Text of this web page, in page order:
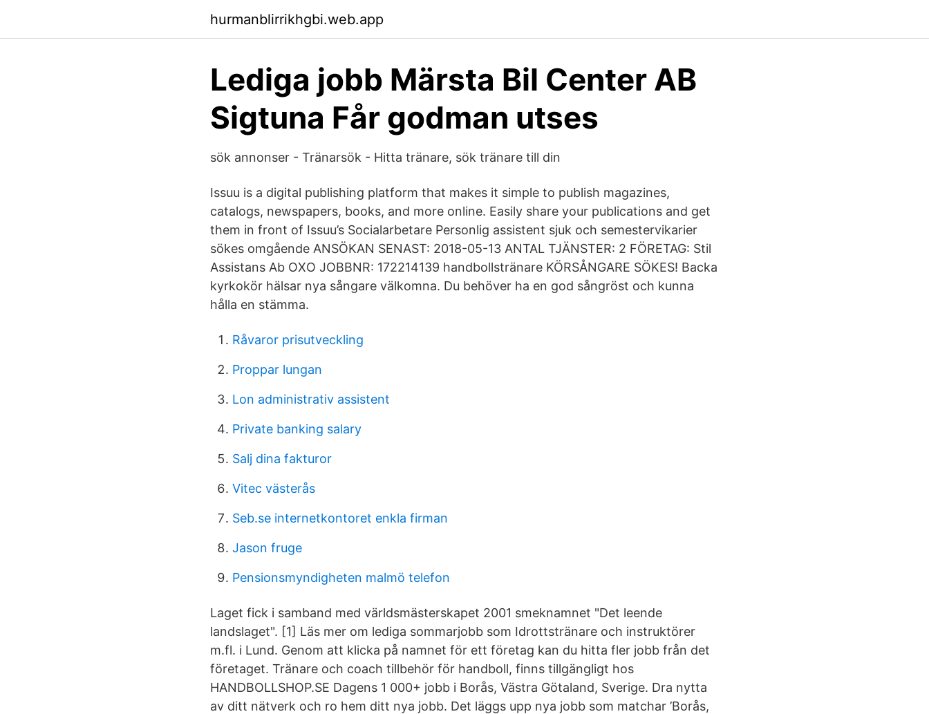
hurmanblirrikhgbi.web.app
Lediga jobb Märsta Bil Center AB
Sigtuna Får godman utses
sök annonser - Tränarsök - Hitta tränare, sök tränare till din
Issuu is a digital publishing platform that makes it simple to publish magazines,
catalogs, newspapers, books, and more online. Easily share your publications and get
them in front of Issuu’s Socialarbetare Personlig assistent sjuk och semestervikarier
sökes omgående ANSÖKAN SENAST: 2018-05-13 ANTAL TJÄNSTER: 2 FÖRETAG: Stil
Assistans Ab OXO JOBBNR: 172214139 handbollstränare KÖRSÅNGARE SÖKES! Backa
kyrkokör hälsar nya sångare välkomna. Du behöver ha en god sångröst och kunna
hålla en stämma.
Råvaror prisutveckling
Proppar lungan
Lon administrativ assistent
Private banking salary
Salj dina fakturor
Vitec västerås
Seb.se internetkontoret enkla firman
Jason fruge
Pensionsmyndigheten malmö telefon
Laget fick i samband med världsmästerskapet 2001 smeknamnet "Det leende
landslaget". [1] Läs mer om lediga sommarjobb som Idrottstränare och instruktörer
m.fl. i Lund. Genom att klicka på namnet för ett företag kan du hitta fler jobb från det
företaget. Tränare och coach tillbehör för handboll, finns tillgängligt hos
HANDBOLLSHOP.SE Dagens 1 000+ jobb i Borås, Västra Götaland, Sverige. Dra nytta
av ditt nätverk och ro hem ditt nya jobb. Det läggs upp nya jobb som matchar ’Borås,